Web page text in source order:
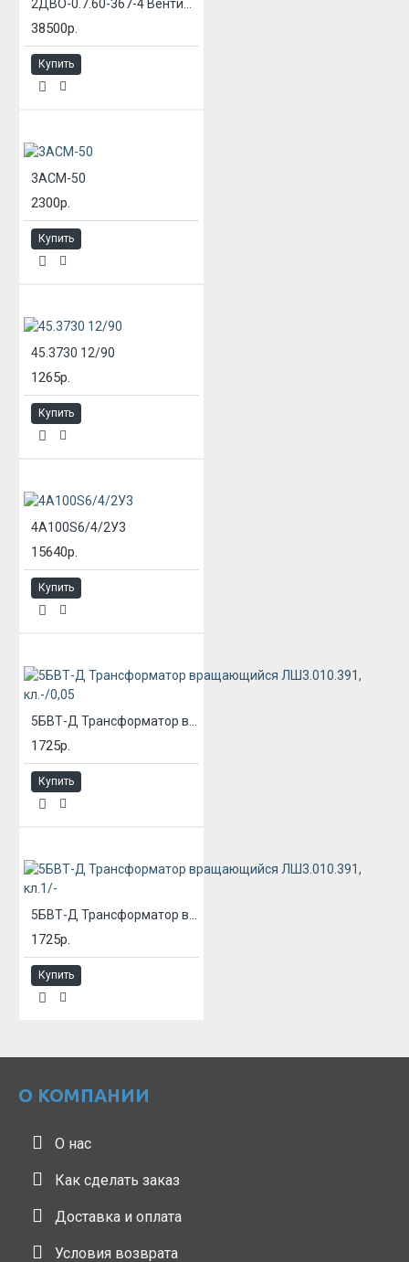
38500р.
Купить
3АСМ-50
2300р.
Купить
45.3730 12/90
1265р.
Купить
4А100S6/4/2У3
15640р.
Купить
1725р.
Купить
1725р.
Купить
О КОМПАНИИ
О нас
Как сделать заказ
Доставка и оплата
Условия возврата